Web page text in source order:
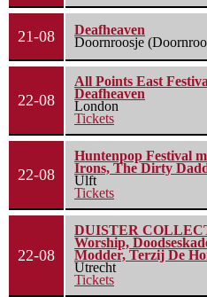
21-08
Deafheaven
Doornroosje
22-08
All Points East
Deafheaven
London
Tickets
22-08
Huntenpop Festival
Irons, The Dirty
Ulft
Tickets
22-08
DUISTER
Worship,
Modder, Terzij De
Utrecht
Tickets